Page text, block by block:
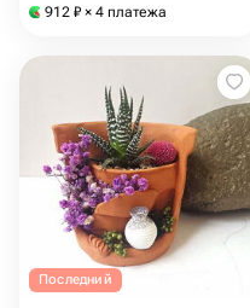
912 ₽ × 4 платежа
Последний